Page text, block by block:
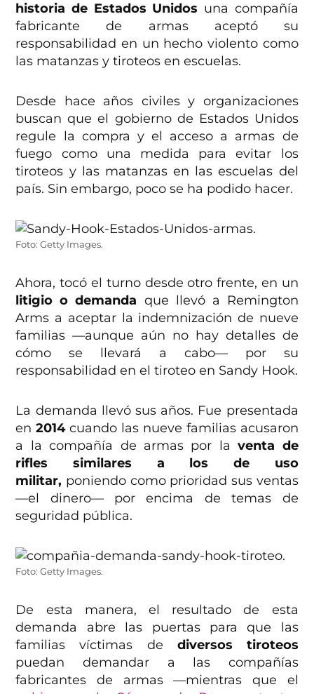
historia de Estados Unidos una compañía
fabricante de armas aceptó su
responsabilidad en un hecho violento como
las matanzas y tiroteos en escuelas.
Desde hace años civiles y organizaciones
buscan que el gobierno de Estados Unidos
regule la compra y el acceso a armas de
fuego como una medida para evitar los
tiroteos y las matanzas en las escuelas del
país. Sin embargo, poco se ha podido hacer.
Foto: Getty Images.
Ahora, tocó el turno desde otro frente, en un
litigio o demanda que llevó a Remington
Arms a aceptar la indemnización de nueve
familias —aunque aún no hay detalles de
cómo se llevará a cabo— por su
responsabilidad en el tiroteo en Sandy Hook.
La demanda llevó sus años. Fue presentada
en 2014cuando las nueve familias acusaron
a la compañía de armas por la venta de
rifles similares a los de uso
militar, poniendo como prioridad sus ventas
—el dinero— por encima de temas de
seguridad pública.
Foto: Getty Images.
De esta manera, el resultado de esta
demanda abre las puertas para que las
familias víctimas de diversos tiroteos
puedan demandar a las compañías
fabricantes de armas —mientras que el